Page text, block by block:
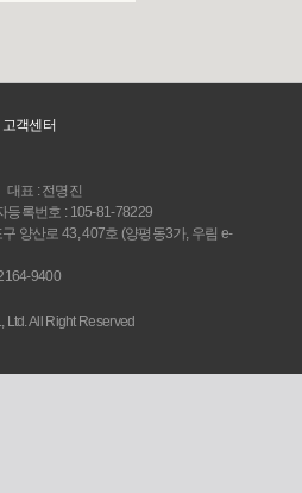
고객센터
대표 : 전명진
등록번호 : 105-81-78229
양산로 43, 407호 (양평동3가, 우림 e-
9400
All Right Reserved